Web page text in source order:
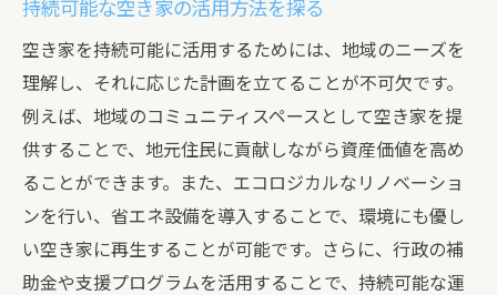
プ
空き家の状態把握と改善ポイントの特定
地域不動産市場の分析と空き家活用戦略の
策定
資産価値を高めるための空き家管理手法
行政支援と補助金を利用した空き家活用
空き家の法的手続きと所有権移転のポイン
ト
持続可能な空き家の活用方法を探る
空き家を持続可能に活用するためには、地域のニーズを
理解し、それに応じた計画を立てることが不可欠です。
例えば、地域のコミュニティスペースとして空き家を提
供することで、地元住民に貢献しながら資産価値を高め
ることができます。また、エコロジカルなリノベーショ
ンを行い、省エネ設備を導入することで、環境にも優し
い空き家に再生することが可能です。さらに、行政の補
助金や支援プログラムを活用することで、持続可能な運